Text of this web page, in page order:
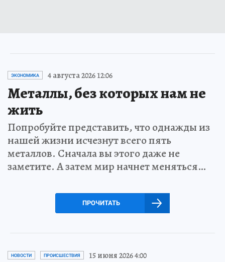
ЭКОНОМИКА 4 августа 2026 12:06
Металлы, без которых нам не
жить
Попробуйте представить, что однажды из
нашей жизни исчезнут всего пять
металлов. Сначала вы этого даже не
заметите. А затем мир начнет меняться…
ПРОЧИТАТЬ
НОВОСТИ ПРОИСШЕСТВИЯ 15 июня 2026 4:00